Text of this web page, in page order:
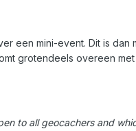
een mini-event. Dit is
grotendeels overeen
to all geocachers and